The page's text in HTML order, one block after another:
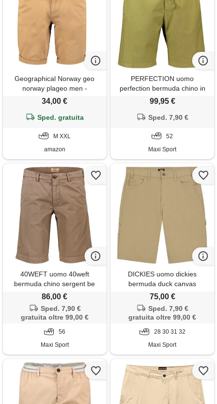
Geographical Norway geo
norway plageo men -
bermuda chino da uomo con
grandi tasche in cotone taglia
34,00 €
Sped. gratuita
M XXL
amazon
PERFECTION uomo
perfection bermuda chino in
cotone
99,95 €
Sped. 7,90 €
52
Maxi Sport
40WEFT uomo 40weft
bermuda chino sergent be
86,00 €
Sped. 7,90 €
gratuita oltre 99,00 €
56
Maxi Sport
DICKIES uomo dickies
bermuda duck canvas
75,00 €
Sped. 7,90 €
gratuita oltre 99,00 €
28 30 31 32
Maxi Sport